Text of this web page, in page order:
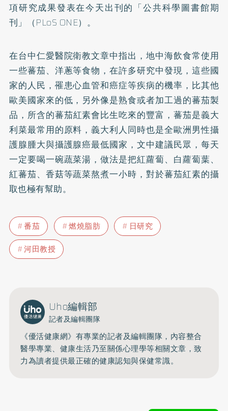
項研究成果發表在今天出刊的「公共科學圖書館期
刊」（PLoS ONE）。
在台中仁愛醫院衛教文章中指出，地中海飲食常使用
一些蕃茄、洋蔥等食物，在許多研究中發現，這些國
家的人民，罹患心血管和癌症等疾病的機率，比其他
歐美國家來的低，另外像是熟食或者加工過的蕃茄製
品，所含的蕃茄紅素會比生吃來的豐富，蕃茄是義大
利菜最常用的原料，義大利人同時也是全歐洲男性攝
護腺腫大與攝護腺癌最低國家，文中建議民眾，每天
一定要喝一碗蔬菜湯，做法是把紅蘿蔔、白蘿蔔葉、
紅蕃茄、香菇等蔬菜熬煮一小時，對於蕃茄紅素的攝
取也極有幫助。
番茄 燃燒脂肪
日研究
河田教授
Uho編輯部
記者及編輯團隊
《優活健康網》有專業的記者及編輯團隊，內容整合
醫學專業、健康生活乃至關係心理學等相關文章，致
力為讀者提供最正確的健康認知與保健常識。